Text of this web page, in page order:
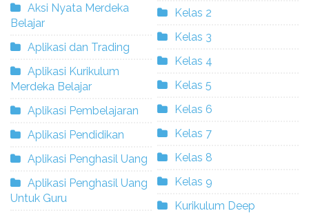
Aksi Nyata Merdeka
Belajar
Aplikasi dan Trading
Aplikasi Kurikulum
Merdeka Belajar
Aplikasi Pembelajaran
Aplikasi Pendidikan
Aplikasi Penghasil Uang
Aplikasi Penghasil Uang
Untuk Guru
Kelas 2
Kelas 3
Kelas 4
Kelas 5
Kelas 6
Kelas 7
Kelas 8
Kelas 9
Kurikulum Deep